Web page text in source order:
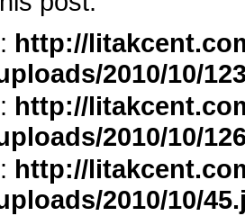
http://
2010/10/
http://
2010/10/
http://
2010/10/